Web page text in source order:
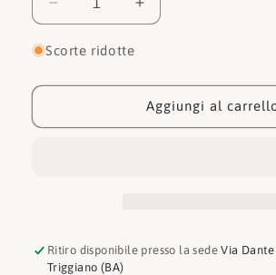
Diminuisci
quantità
per
Borsa
HWJK7875210
Aumenta
quantità
Borsa
HWJK7875210
Scorte ridotte
Aggiungi al
Ritiro disponibile presso la sedeVia
Triggiano (BA)